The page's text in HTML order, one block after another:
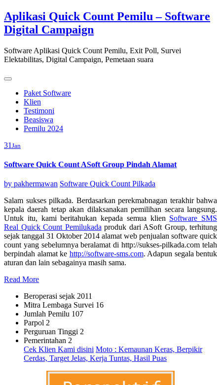
Skip
to
content
Aplikasi Quick Count Pemilu – Software
Digital Campaign
Software Aplikasi Quick Count Pemilu, Exit Poll, Survei
Elektabilitas, Digital Campaign, Pemetaan suara
Paket Software
Klien
Testimoni
Beasiswa
Pemilu 2024
31 Jan
Software Quick Count ASoft Group Pindah Alamat
by pakhermawan Software Quick Count Pilkada
Salam sukses pilkada. Berdasarkan perekmabnagan terakhir bahwa
kepala daerah tetap akan dilaksanakan pemilihan secara langsung.
Untuk itu, kami beritahukan kepada semua klien Software SMS
Real Quick Count Pemilukada produk dari ASoft Group, terhitung
sejak tanggal 31 Oktober 2014 alamat web penjualan software quick
count yang sebelumnya beralamat di http://sukses-pilkada.com telah
berpindah alamat ke http://software-sms.com. Adapun segala bentuk
aturan dan lain sebagainya masih sama.
Read More
Beroperasi sejak 2011
Mitra Lembaga Survei 16
Jumlah Pemilu 107
Parpol 2
Perguruan Tinggi 2
Pemerintahan 2
Cek Klien Kami disini Moto : Kemaunan Keras, Berpikir
Cerdas, Target Jelas, Kerja Tuntas, Hasil Puas